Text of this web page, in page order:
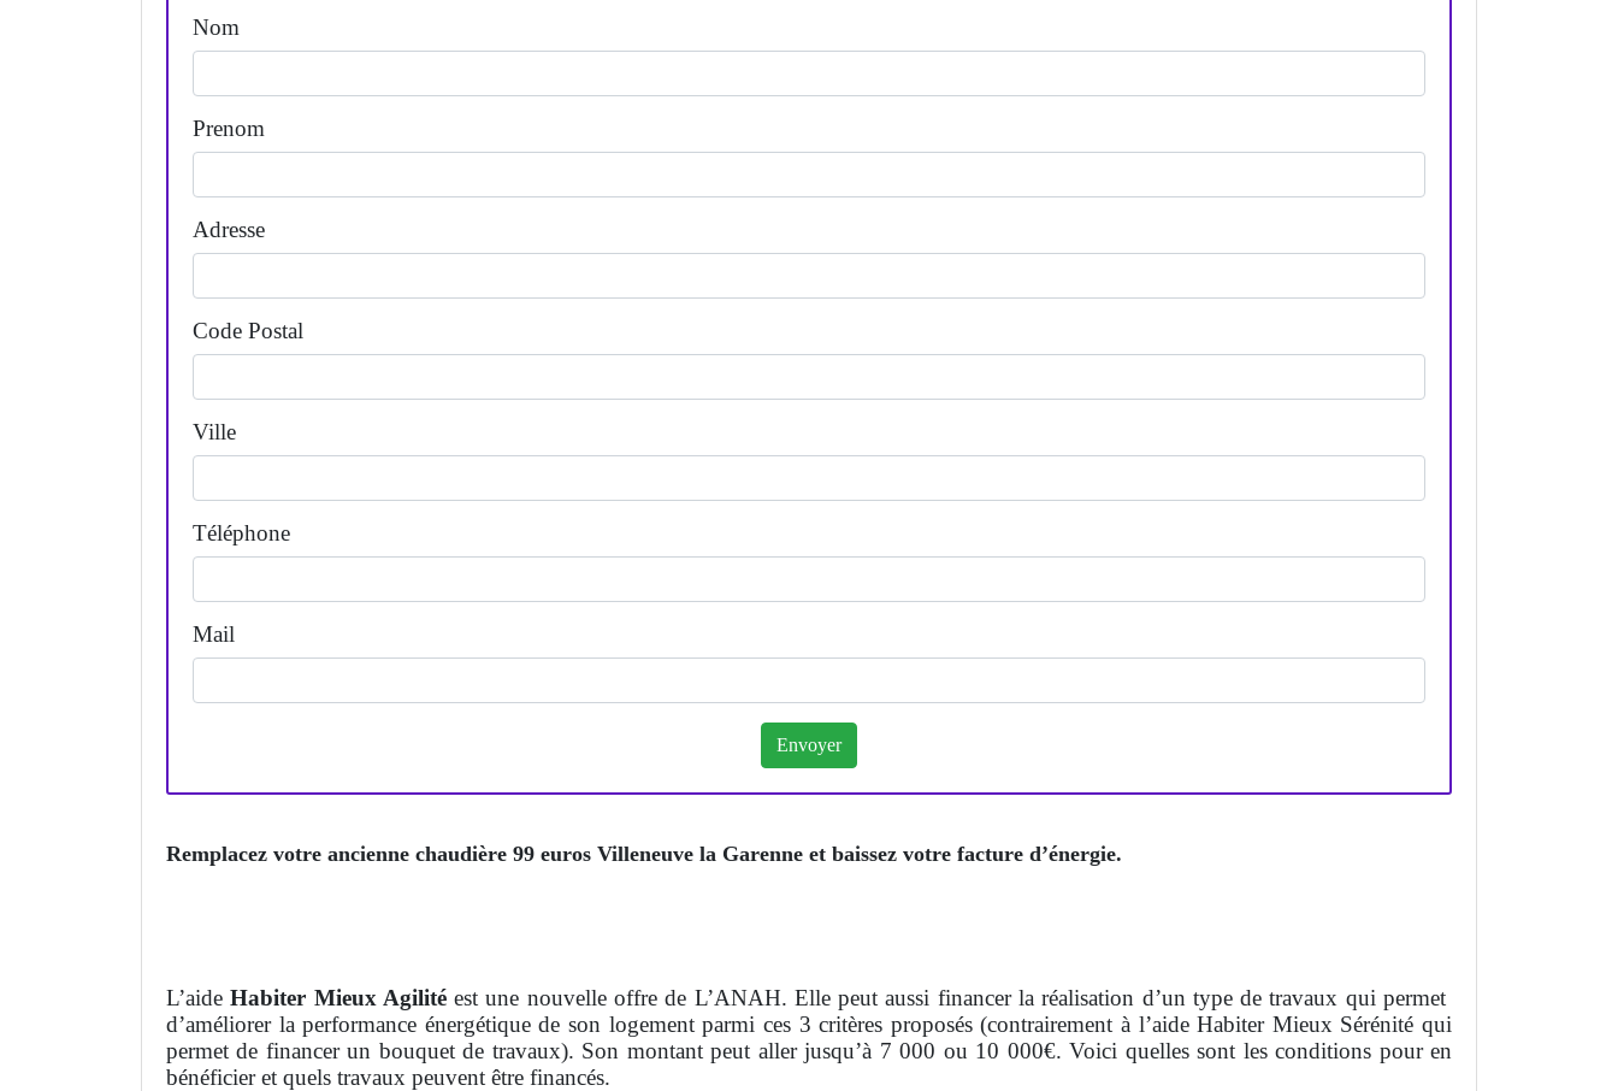
Nom
Prenom
Adresse
Code Postal
Ville
Téléphone
Mail
Remplacez votre ancienne chaudière 99 euros Villeneuve la Garenne et baissez votre facture d’énergie.
L’aideHabiter Mieux Agilitéest une nouvelle offre de L’ANAH. Elle peut aussi financer la réalisation d’un type de travaux qui permet
d’améliorer la performance énergétique de son logement parmi ces 3 critères proposés (contrairement à l’aide Habiter Mieux Sérénité qui
permet de financer un bouquet de travaux). Son montant peut aller jusqu’à 7 000 ou 10 000€. Voici quelles sont les conditions pour en
bénéficier et quels travaux peuvent être financés.